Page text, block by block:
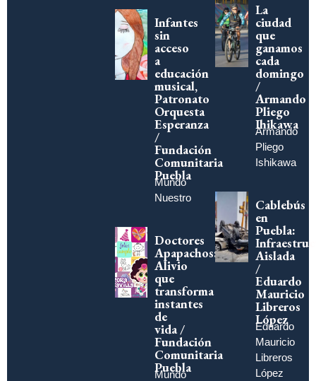
Infantes
sin
acceso
a
educación
musical,
Patronato
Orquesta
Esperanza
/
Fundación
Comunitaria
Puebla
Mundo
Nuestro
Doctores
Apapachos:
Alivio
que
transforma
instantes
de
vida /
Fundación
Comunitaria
Puebla
Mundo
La
ciudad
que
ganamos
cada
domingo
/
Armando
Pliego
Ihikawa
Armando
Pliego
Ishikawa
Cablebús
en
Puebla:
Aislada
/
Eduardo
Mauricio
Libreros
López
Eduardo
Mauricio
Libreros
López